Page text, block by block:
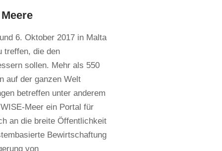
6. Oktober 2017 in Malta
treffen, die den
sollen. Mehr als 550
auf der ganzen Welt
betreffen unter anderem
Meer ein Portal für
an die breite Öffentlichkeit
Bewirtschaftung
von